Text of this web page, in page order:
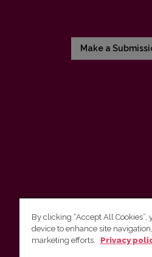
Make a
Vilnius University
By clicking “Accept All
device to enhance site
marketing efforts.
Privacy